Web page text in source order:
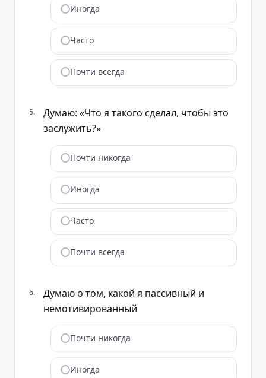
Иногда
Часто
Почти всегда
5.
Думаю: «Что я такого сделал, чтобы это
заслужить?»
Почти никогда
Иногда
Часто
Почти всегда
6.
Думаю о том, какой я пассивный и
немотивированный
Почти никогда
Иногда